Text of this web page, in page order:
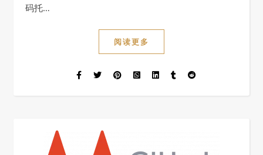
码托…
阅读更多